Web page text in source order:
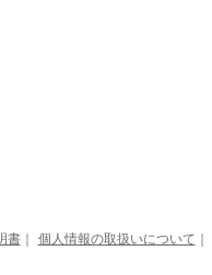
書｜ 個人情報の取扱いについて ｜